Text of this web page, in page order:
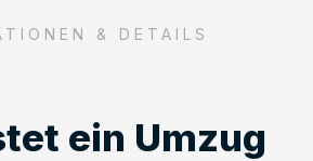
& DETAILS
ein Umzug